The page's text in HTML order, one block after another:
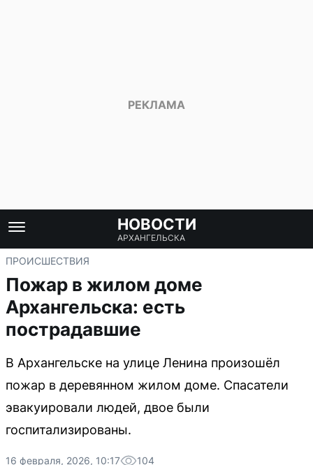
НОВОСТИ
АРХАНГЕЛЬСКА
ПРОИСШЕСТВИЯ
Пожар в жилом доме
Архангельска: есть
пострадавшие
В Архангельске на улице Ленина произошёл
пожар в деревянном жилом доме. Спасатели
эвакуировали людей, двое были
госпитализированы.
16 февраля, 2026, 10:17 104